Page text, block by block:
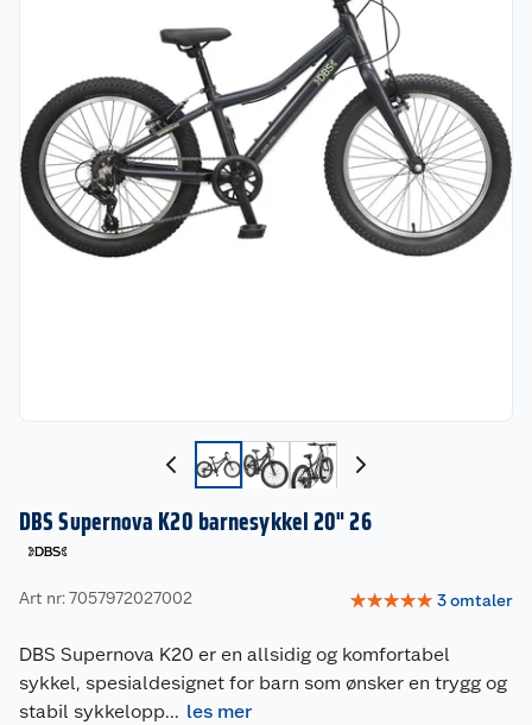
DBS Supernova K20 barnesykkel 20" 26
Art nr: 7057972027002 ☆☆☆☆☆ 3omtaler
DBS Supernova K20 er en allsidig og komfortabel
sykkel, spesialdesignet for barn som ønsker en trygg og
stabil sykkelopp... les mer